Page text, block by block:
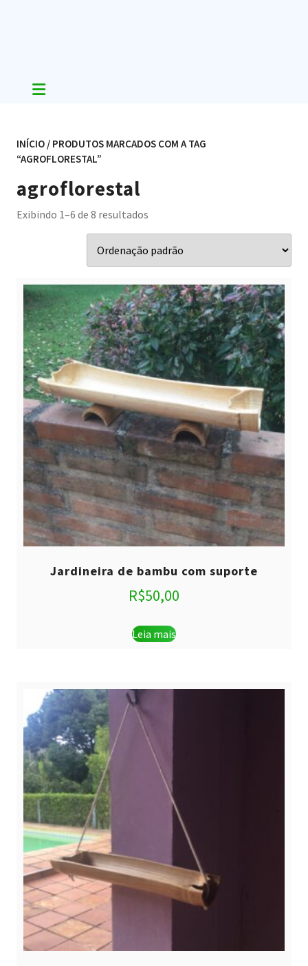
INÍCIO / PRODUTOS MARCADOS COM A TAG
“AGROFLORESTAL”
agroflorestal
Exibindo 1–6 de 8 resultados
Jardineira de bambu com suporte
R$50,00
Leia mais